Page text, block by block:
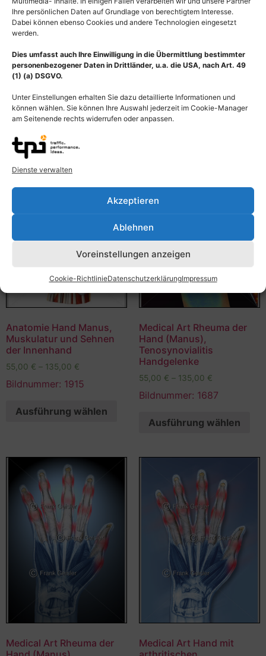
Ihre persönlichen Daten auf Grundlage von berechtigtem Interesse.
Dabei können ebenso Cookies und andere Technologien eingesetzt
werden.
Dies umfasst auch Ihre Einwilligung in die Übermittlung bestimmter
personenbezogener Daten in Drittländer, u.a. die USA, nach Art. 49
(1) (a) DSGVO.
Unter Einstellungen erhalten Sie dazu detaillierte Informationen und
können wählen. Sie können Ihre Auswahl jederzeit im Cookie-Manager
am Seitenende rechts widerrufen oder anpassen.
Dienste verwalten
Akzeptieren
Ablehnen
Voreinstellungen anzeigen
Cookie-RichtlinieDatenschutzerklärungImpressum
Anatomie Hand Manus,
Muskulatur und Sehnen
55,00€–135,00€
Bildnummer: 3508
Ausführung wählen
Anatomie Hand Manus,
55,00€ –135,00€
Ausführung wählen
Anatomie Hand Manus,
Muskulatur und Sehnen
der Innenhand
55,00 € – 135,00 €
Bildnummer: 1915
Ausführung wählen
Medical Art Rheuma der
Hand (Manus),
Tenosynovialitis
Handgelenke
55,00 € – 135,00 €
Bildnummer: 1687
Ausführung wählen
Medical Art Rheuma der
Medical Art Hand mit